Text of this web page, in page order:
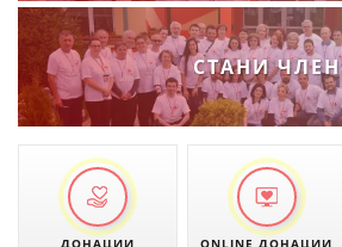
СТАНИ ЧЛЕН
ДОНАЦИИ ONLINE ДОНАЦИИ